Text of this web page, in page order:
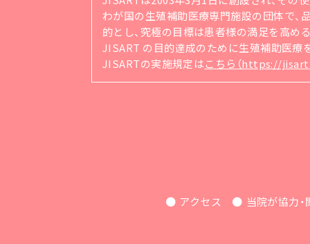
わが国の生殖補助医療専門施設の団体で
的とし、究極の目標は患者様の満足を高め
JISART の目的達成のために生殖補助医療
JISARTの実施規定はこちら（https://
アクセス 当院が協力